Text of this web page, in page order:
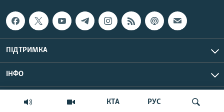
КТА РУС
ПІДТРИМКА
ІНФО
© Крим.Реалії, 2026 | Усі права застережено.